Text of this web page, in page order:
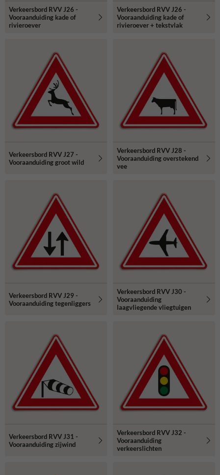
Verkeersbord RVV J26 -
Vooraanduiding kade of
rivieroever
Verkeersbord RVV J26 -
Vooraanduiding kade of
rivieroever + tekstvlak
Verkeersbord RVV J27 -
Vooraanduiding groot wild
Verkeersbord RVV J28 -
Vooraanduiding overstekend
vee
Verkeersbord RVV J29 -
Vooraanduiding tegenliggers
Verkeersbord RVV J30 -
Vooraanduiding
laagvliegende vliegtuigen
Verkeersbord RVV J31 -
Vooraanduiding zijwind
Verkeersbord RVV J32 -
Vooraanduiding
verkeerslichten